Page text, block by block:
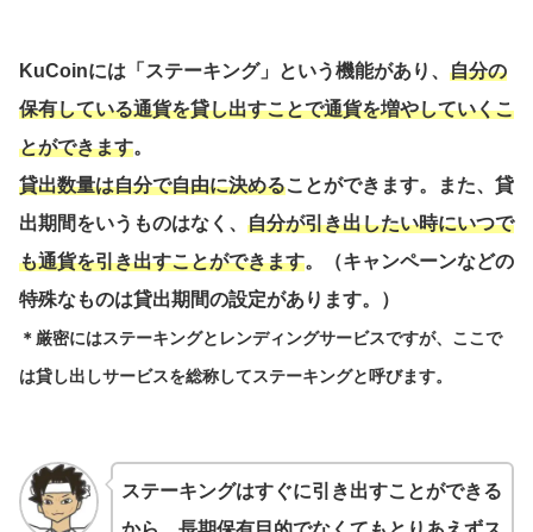
KuCoinには「ステーキング」という機能があり、 自分の
保有している通貨を貸し出すことで通貨を増やしていくこ
とができます。
貸出数量は自分で自由に決めることができます。また、貸
出期間をいうものはなく、 自分が引き出したい時にいつで
も通貨を引き出すことができます。（キャンペーンなどの
特殊なものは貸出期間の設定があります。）
＊厳密にはステーキングとレンディングサービスですが、ここで
は貸し出しサービスを総称してステーキングと呼びます。
ステーキングはすぐに引き出すことができる